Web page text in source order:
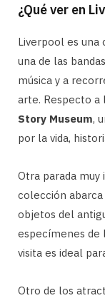
¿Qué ver en
Liverpool es una
una de las
música y a
arte. Respecto a
Story Museum,
por la vida,
Otra parada
colección
objetos del
especímenes de
visita es ideal
Otro de los